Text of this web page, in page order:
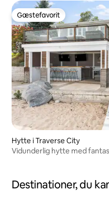
Gæstefavorit
Gæstefavorit
Hytte i Traverse City
Vidunderlig hytte med
Destinationer, du